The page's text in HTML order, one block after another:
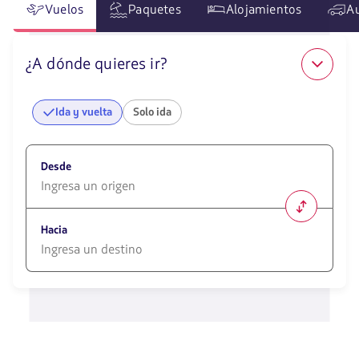
Vuelos Paquetes Alojamientos
¿A dónde quieres ir?
Ida y vuelta Solo ida
Desde
opciones
disponibles.
Usa
las
Hacia